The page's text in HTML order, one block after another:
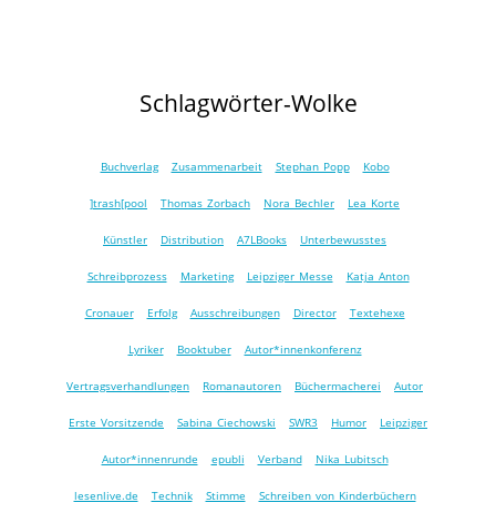
Schlagwörter-Wolke
Buchverlag Zusammenarbeit Stephan Popp Kobo
]trash[pool Thomas Zorbach Nora Bechler Lea Korte
Künstler Distribution A7LBooks Unterbewusstes
Schreibprozess Marketing Leipziger Messe Katja Anton
Cronauer Erfolg Ausschreibungen Director Textehexe
Lyriker Booktuber Autor*innenkonferenz
Vertragsverhandlungen Romanautoren Büchermacherei Autor
Erste Vorsitzende Sabina Ciechowski SWR3 Humor Leipziger
Autor*innen­runde epubli Verband Nika Lubitsch
lesenlive.de Technik Stimme Schreiben von Kinderbüchern